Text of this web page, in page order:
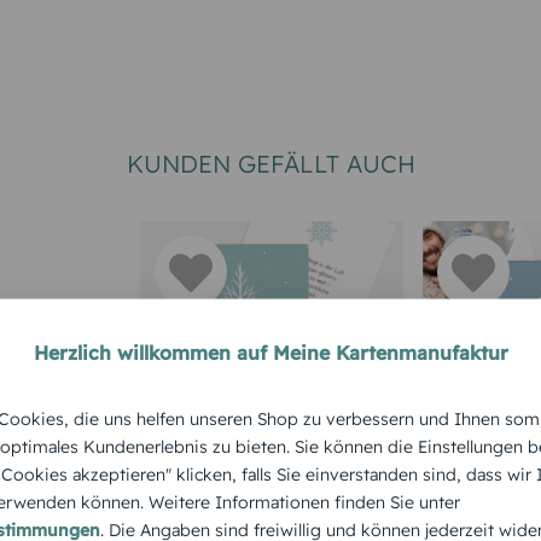
KUNDEN GEFÄLLT AUCH
WEIHNACHTSGRUSSKARTE
Feiertagssymbol
Herzlich willkommen auf Meine Kartenmanufaktur
die uns helfen unseren Shop zu verbessern und Ihnen
Kundenerlebnis zu bieten. Sie können die Einstellungen
akzeptieren" klicken, falls Sie einverstanden sind, dass
können. Weitere Informationen finden Sie unter
. Die Angaben sind freiwillig und können jederzeit